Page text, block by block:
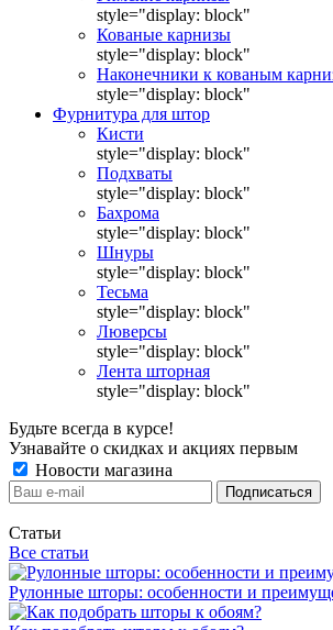
style="display: block"
Кованые карнизы
style="display: block"
Наконечники к кованым
style="display: block"
Фурнитура для штор
Кисти
style="display: block"
Подхваты
style="display: block"
Бахрома
style="display: block"
Шнуры
style="display: block"
Тесьма
style="display: block"
Люверсы
style="display: block"
Лента шторная
style="display: block"
Будьте всегда в курсе!
Узнавайте о скидках и акциях первым
Новости магазина
Статьи
Все статьи
Рулонные шторы: особенности и